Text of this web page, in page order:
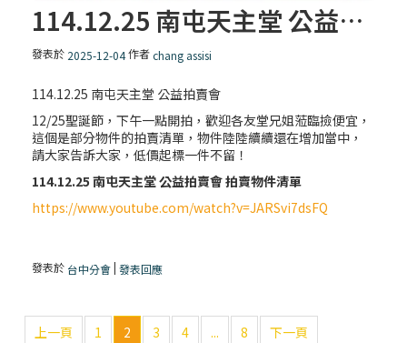
114.12.25 南屯天主堂 公益拍賣會
發表於 2025-12-04作者chang assisi
114.12.25 南屯天主堂 公益拍賣會
12/25聖誕節，下午一點開拍，歡迎各友堂兄姐蒞臨撿便宜，
這個是部分物件的拍賣清單，物件陸陸續續還在增加當中，
請大家告訴大家，低價起標一件不留！
114.12.25南屯天主堂 公益拍賣會 拍賣物件清單
https://www.youtube.com/watch?v=JARSvi7dsFQ
發表於 台中分會|發表回應
上一頁 1 2 3 4 ... 8
下一頁